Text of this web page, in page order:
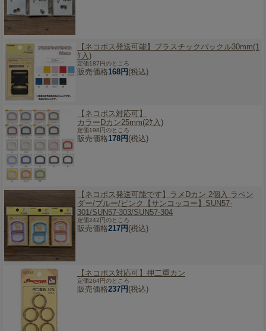
【ネコポス発送可能】 プラスチックバックル30mm(1
ｹ入)
定価187円のところ
販売価格168円(税込)
【ネコポス対応可】
カラーDカン25mm(2ｹ入)
定価198円のところ
販売価格178円(税込)
【ネコポス発送可能です】 ラメDカン 2個入 ラベン
ダー/ブルー/ピンク【サンコッコー】SUN57-
301/SUN57-303/SUN57-304
定価242円のところ
販売価格217円(税込)
【ネコポス対応可】 押二重カン
定価264円のところ
販売価格237円(税込)